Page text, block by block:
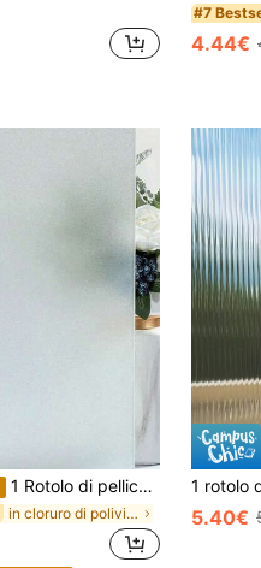
#7
4.44€
1 Rotolo di pellicola statica per vetri, pellicola adesiva per finestre che blocca i raggi UV e il riflesso, per uso domestico e in bagno, pellicola decorativa rimovibile per interni adatta per il giorno e la notte, colore solido
in cloruro di polivinile Pellicole per finestre 5.40€